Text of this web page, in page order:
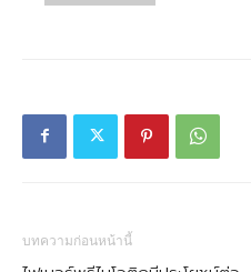
บทความก่อนหน้านี้